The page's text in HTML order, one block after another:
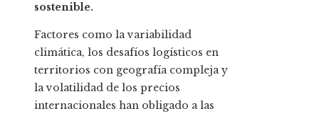
sostenible.
Factores como la variabilidad
climática, los desafíos logísticos en
territorios con geografía compleja y
la volatilidad de los precios
internacionales han obligado a las